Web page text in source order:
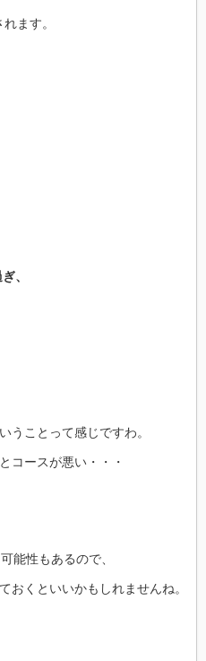
ます。
、
うことって感じですわ。
コースが悪い・・・
能性もあるので、
おくといいかもしれませんね。